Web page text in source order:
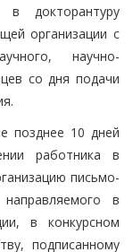
докторантуру
организации с
научно-
со дня подачи
позднее 10 дней
работника в
письмо-
в
в конкурсном
подписанному